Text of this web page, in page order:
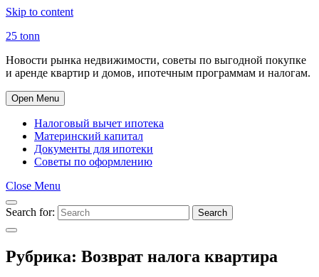
Skip to content
25 tonn
Новости рынка недвижимости, советы по выгодной покупке
и аренде квартир и домов, ипотечным программам и налогам.
Open Menu
Налоговый вычет ипотека
Материнский капитал
Документы для ипотеки
Советы по оформлению
Close Menu
Search for: Search
Рубрика: Возврат налога квартира